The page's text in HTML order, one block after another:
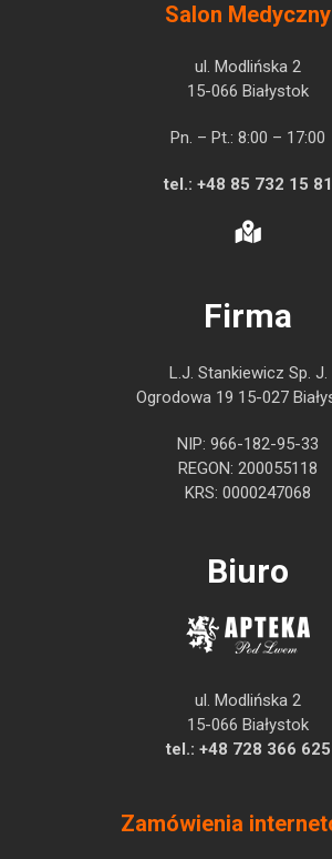
Salon Medyczny
ul. Modlińska 2
15-066 Białystok
Pn. – Pt.: 8:00 – 17:00
tel.: +48 85 732 15 81
Firma
L.J. Stankiewicz Sp. J.
Ogrodowa 19 15-027
NIP: 966-182-95-33
REGON: 200055118
KRS: 0000247068
Biuro
ul. Modlińska 2
15-066 Białystok
tel.: +48 728 366 625
Zamówienia